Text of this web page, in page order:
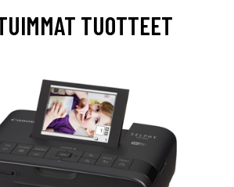
TUOTTEET